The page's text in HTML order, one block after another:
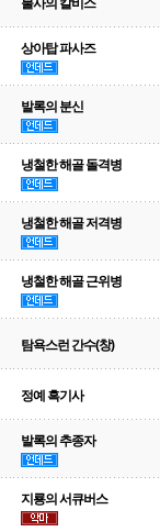
불사의 칼비스
상아탑 파사즈
발록의 분신
냉철한 해골 돌격병
냉철한 해골 저격병
냉철한 해골 근위병
탐욕스런 간수(창)
정예 흑기사
발록의 추종자
지룡의 서큐버스